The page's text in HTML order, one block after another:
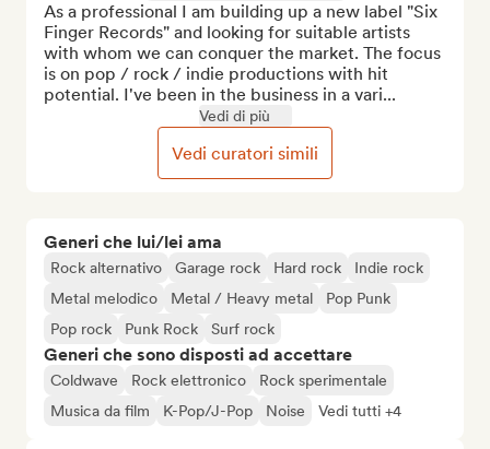
Generi che lui/lei ama
Rock alternativo Garage rock Hard rock
Indie rock
Metal melodico
Metal / Heavy metal
Pop Punk
Pop rock
Punk Rock Surf rock
Generi che sono disposti ad accettare
Coldwave Rock elettronico
Rock sperimentale
Musica da film
K-Pop/J-Pop Noise Vedi tutti +4
As a professional I am building up a new label "Six
Finger Records" and looking for suitable artists
with whom we can conquer the market. The focus
is on pop / rock / indie productions with hit
potential. I've been in the business in a vari...
Vedi di più
Vedi curatori simili